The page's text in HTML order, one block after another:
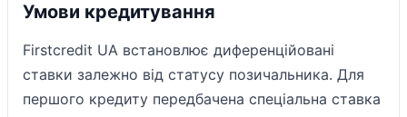
Умови кредитування
Firstcredit UA встановлює диференційовані
ставки залежно від статусу позичальника. Для
першого кредиту передбачена спеціальна ставка